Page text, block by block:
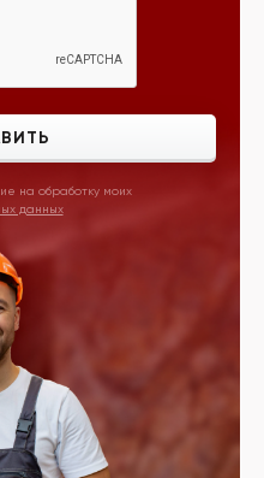
на обработку моих
данных